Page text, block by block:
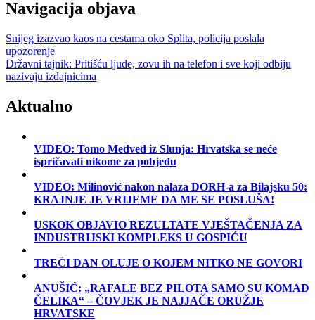
Navigacija objava
Snijeg izazvao kaos na cestama oko Splita, policija poslala
upozorenje
Državni tajnik: Pritišću ljude, zovu ih na telefon i sve koji odbiju
nazivaju izdajnicima
Aktualno
VIDEO: Tomo Medved iz Slunja: Hrvatska se neće
ispričavati nikome za pobjedu
VIDEO: Milinović nakon nalaza DORH-a za Bilajsku 50:
KRAJNJE JE VRIJEME DA ME SE POSLUŠA!
USKOK OBJAVIO REZULTATE VJEŠTAČENJA ZA
INDUSTRIJSKI KOMPLEKS U GOSPIĆU
TREĆI DAN OLUJE O KOJEM NITKO NE GOVORI
ANUŠIĆ: „RAFALE BEZ PILOTA SAMO SU KOMAD
ČELIKA“ – ČOVJEK JE NAJJAČE ORUŽJE
HRVATSKE